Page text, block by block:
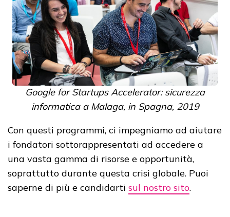
Google for Startups Accelerator: sicurezza
informatica a Malaga, in Spagna, 2019
Con questi programmi, ci impegniamo ad aiutare
i fondatori sottorappresentati ad accedere a
una vasta gamma di risorse e opportunità,
soprattutto durante questa crisi globale. Puoi
saperne di più e candidarti sul nostro sito.